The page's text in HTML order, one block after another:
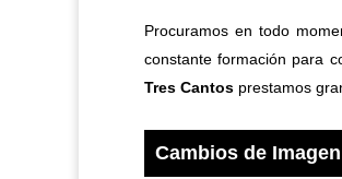
Procuramos en todo
constante formación para
Tres Cantos prestamos
Cambios de